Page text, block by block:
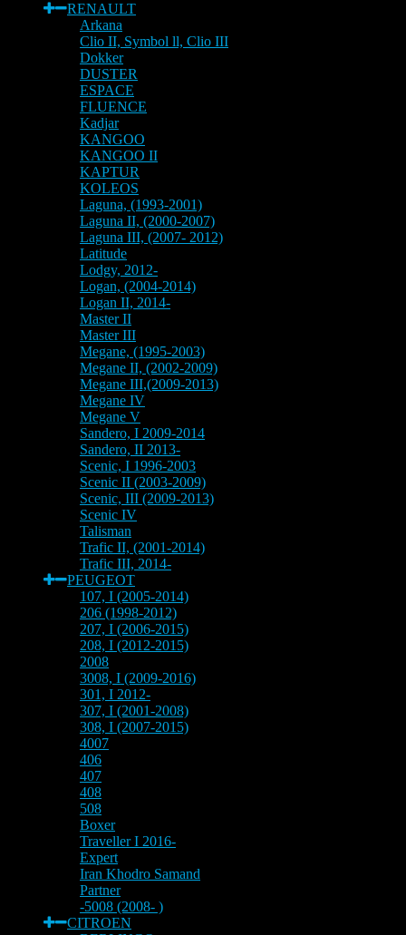
RENAULT
Arkana
Clio II, Symbol ll, Clio III
Dokker
DUSTER
ESPACE
FLUENCE
Kadjar
KANGOO
KANGOO II
KAPTUR
KOLEOS
Laguna, (1993-2001)
Laguna II, (2000-2007)
Laguna III, (2007- 2012)
Latitude
Lodgy, 2012-
Logan, (2004-2014)
Logan II, 2014-
Master II
Master III
Megane, (1995-2003)
Megane II, (2002-2009)
Megane III,(2009-2013)
Megane IV
Megane V
Sandero, I 2009-2014
Sandero, II 2013-
Scenic, I 1996-2003
Scenic II (2003-2009)
Scenic, III (2009-2013)
Scenic IV
Talisman
Trafic II, (2001-2014)
Trafic III, 2014-
PEUGEOT
107, I (2005-2014)
206 (1998-2012)
207, I (2006-2015)
208, I (2012-2015)
2008
3008, I (2009-2016)
301, I 2012-
307, I (2001-2008)
308, I (2007-2015)
4007
406
407
408
508
Boxer
Traveller I 2016-
Expert
Iran Khodro Samand
Partner
-5008 (2008- )
CITROEN